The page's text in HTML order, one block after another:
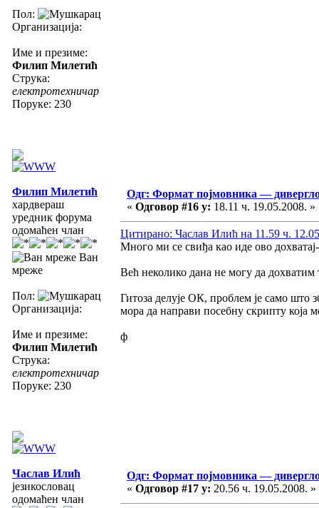
Пол:
Организација:
Име и презиме:
Филип Милетић
Струка:
електротехничар
Поруке: 230
Филип Милетић
хардвераш
уредник форума
одомаћен члан
Ван
мреже
Пол:
Организација:
Име и презиме:
Филип Милетић
Струка:
електротехничар
Поруке: 230
Одг: Формат појмовника —
« Одговор #16 у: 18.11 ч. 19.05.2008. »
Цитирано: Часлав Илић на 11.59 ч.
Много ми се свиђа као иде ово дохватај-
Већ неколико дана не могу да дохватим
Гитоза делује ОК, проблем је само што
мора да направи посебну скрипту која
ф
Часлав Илић
језикословац
одомаћен члан
Одг: Формат појмовника —
« Одговор #17 у: 20.56 ч. 19.05.2008. »